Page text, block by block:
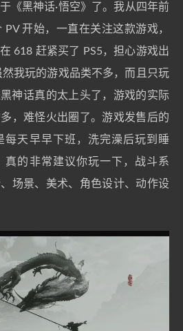
《黑神话·悟空》了。我从四年前
开始，一直在关注这款游戏，
618 赶紧买了 PS5，担心游戏出
我玩的游戏品类不多，而且只玩
神话真的太上头了，游戏的实际
，难怪火出圈了。游戏发售后的
每天早早下班，洗完澡后玩到睡
真的非常建议你玩一下，战斗系
场景、美术、角色设计、动作设